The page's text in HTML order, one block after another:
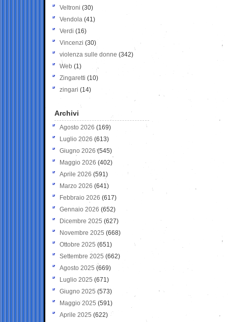
Veltroni (30)
Vendola (41)
Verdi (16)
Vincenzi (30)
violenza sulle donne (342)
Web (1)
Zingaretti (10)
zingari (14)
Archivi
Agosto 2026 (169)
Luglio 2026 (613)
Giugno 2026 (545)
Maggio 2026 (402)
Aprile 2026 (591)
Marzo 2026 (641)
Febbraio 2026 (617)
Gennaio 2026 (652)
Dicembre 2025 (627)
Novembre 2025 (668)
Ottobre 2025 (651)
Settembre 2025 (662)
Agosto 2025 (669)
Luglio 2025 (671)
Giugno 2025 (573)
Maggio 2025 (591)
Aprile 2025 (622)